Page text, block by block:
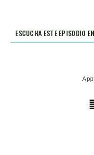
ESCUCHA ESTE EPISODIO